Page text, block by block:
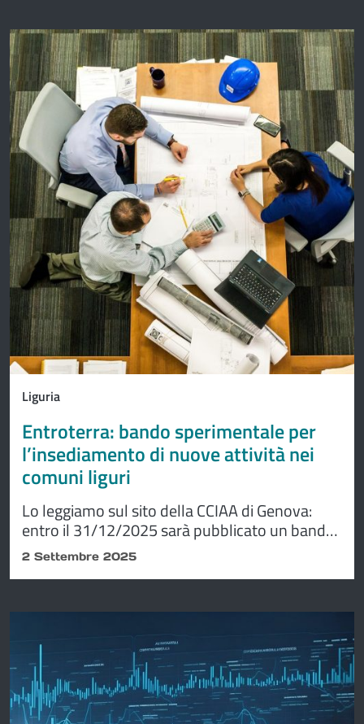
infrastrutturali della Liguria"
Liguria
Entroterra: bando sperimentale per
l’insediamento di nuove attività nei
comuni liguri
Lo leggiamo sul sito della CCIAA di Genova:
entro il 31/12/2025 sarà pubblicato un bando
sperimentale per l’insediamento di nuove
attività nei comuni liguri non costieri con
2 Settembre 2025